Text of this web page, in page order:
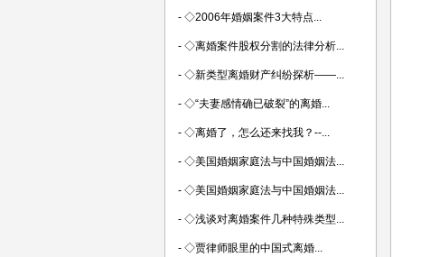
- ◇2006年婚姻案件3大特点...
- ◇离婚案件股权分割的法律分析...
- ◇新类型离婚财产纠纷探析——...
- ◇“夫妻感情确已破裂”的离婚...
- ◇离婚了，怎么还来找我？--...
- ◇美国婚姻家庭法与中国婚姻法...
- ◇美国婚姻家庭法与中国婚姻法...
- ◇浅谈对离婚案件几种特殊类型...
- ◇贾律师眼里的中国式离婚...